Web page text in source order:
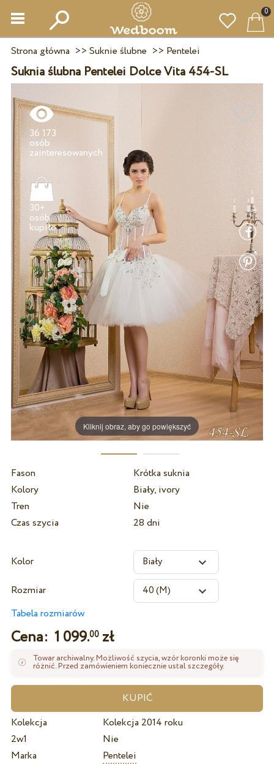
0
Strona główna >> Suknie ślubne >> Pentelei
Suknia ślubna Pentelei Dolce Vita 454-SL
Kliknij obraz, aby go powiększyć
36 173
osób
30+
osób
kupiło
Fason
Krótka suknia
Kolory
Biały, ivory
Tren
Nie
Czas szycia
28 dni
Kolor
Rozmiar
Tabela rozmiarów
Cena: 1 099.00zł
Towar archiwalny. Możliwość szycia, wzór koronki może się
różnić. Przed zamówieniem koniecznie ustal szczegóły.
Kolekcja
Kolekcja 2014 roku
2w1
Nie
Marka
Pentelei